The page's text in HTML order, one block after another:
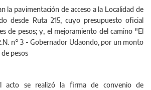
la pavimentación de acceso a la Localidad de
desde Ruta 215, cuyo presupuesto oficial
de pesos; y, el mejoramiento del camino "El
n° 3 - Gobernador Udaondo, por un monto
pesos
acto se realizó la firma de convenio de